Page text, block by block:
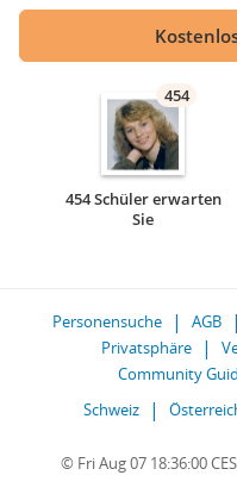
454
454 Schüler erwarten
Sie
Personensuche AGB
Privatsphäre
Community
Schweiz
© Fri Aug 07 18:36:00